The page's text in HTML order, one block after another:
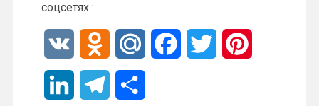
соцсетях :
K d
M
a